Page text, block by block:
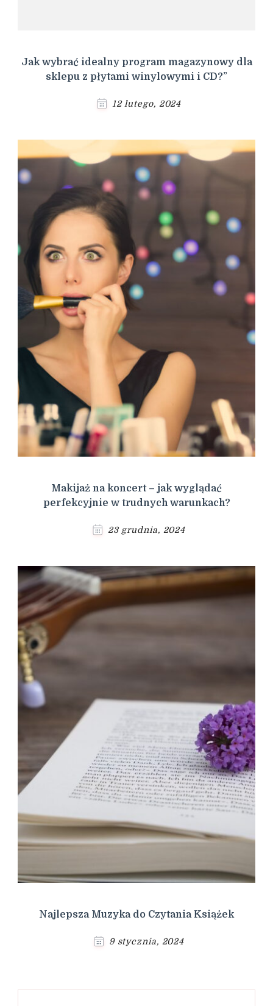
Jak wybrać idealny program magazynowy dla
sklepu z płytami winylowymi i CD?”
12 lutego, 2024
Makijaż na koncert – jak wyglądać
perfekcyjnie w trudnych warunkach?
23 grudnia, 2024
Najlepsza Muzyka do Czytania Książek
9 stycznia, 2024